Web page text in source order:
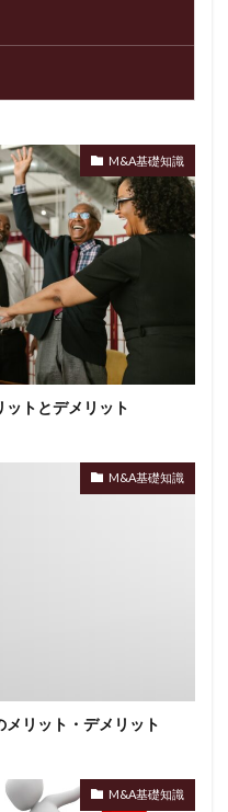
M&A基礎知識
トとデメリット
M&A基礎知識
リット・デメリット
M&A基礎知識